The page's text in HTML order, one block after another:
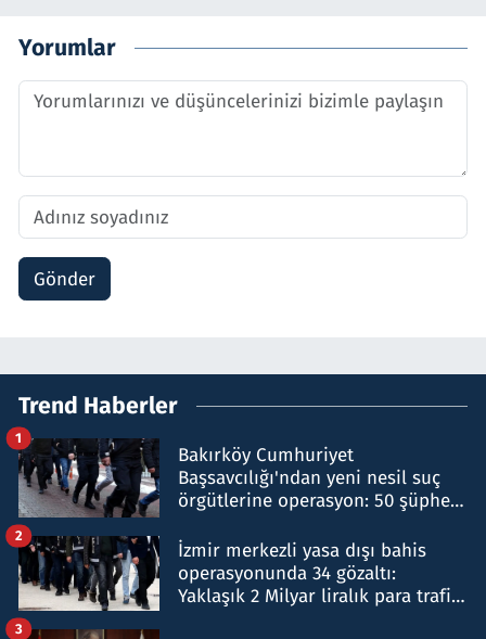
Yorumlar
Gönder
Trend Haberler
Bakırköy Cumhuriyet
Başsavcılığı'ndan yeni nesil suç
örgütlerine operasyon: 50 şüpheli
1
İzmir merkezli yasa dışı bahis
operasyonunda 34 gözaltı:
Yaklaşık 2 Milyar liralık para trafiği
2
3